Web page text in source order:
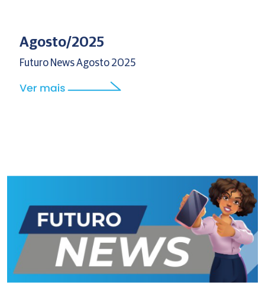
Agosto/2025
Futuro News Agosto 2025